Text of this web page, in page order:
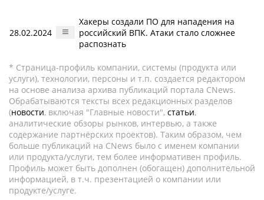
28.02.2024
Хакеры создали ПО для нападения на
российский ВПК. Атаки стало сложнее
распознать
* Страница-профиль компании, системы (продукта или
услуги), технологии, персоны и т.п. создается редактором
на основе анализа архива публикаций портала CNews.
Обрабатываются тексты всех редакционных разделов
(новости, включая "Главные новости", статьи,
аналитические обзоры рынков, интервью, а также
содержание партнёрских проектов). Таким образом, чем
больше публикаций на CNews было с именем компании
или продукта/услуги, тем более информативен профиль.
Профиль может быть дополнен (обогащен) дополнительной
информацией, в т.ч. презентацией о компании или
продукте/услуге.